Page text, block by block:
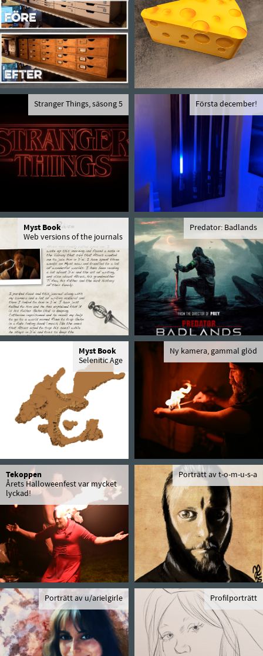
Stranger Things, säsong 5 Första december!
Myst Book
Web versions of the journals
Predator: Badlands
Myst Book
Selenitic Age
Ny kamera, gammal glöd
Tekoppen
Årets Halloweenfest var mycket
lyckad!
Porträtt av t-o-m-u-s-a
Porträtt av u/arielgirle Profilporträtt